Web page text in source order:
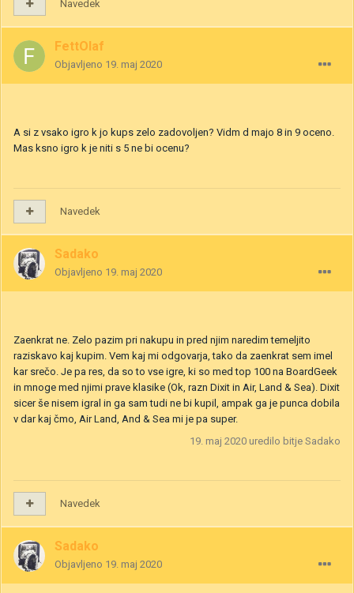
Navedek
FettOlaf
Objavljeno 19. maj 2020
A si z vsako igro k jo kups zelo zadovoljen? Vidm d majo 8 in 9 oceno.
Mas ksno igro k je niti s 5 ne bi ocenu?
Navedek
Sadako
Objavljeno 19. maj 2020
Zaenkrat ne. Zelo pazim pri nakupu in pred njim naredim temeljito
raziskavo kaj kupim. Vem kaj mi odgovarja, tako da zaenkrat sem imel
kar srečo. Je pa res, da so to vse igre, ki so med top 100 na BoardGeek
in mnoge med njimi prave klasike (Ok, razn Dixit in Air, Land & Sea). Dixit
sicer še nisem igral in ga sam tudi ne bi kupil, ampak ga je punca dobila
v dar kaj čmo, Air Land, And & Sea mi je pa super.
19. maj 2020 uredilo bitje Sadako
Navedek
Sadako
Objavljeno 19. maj 2020